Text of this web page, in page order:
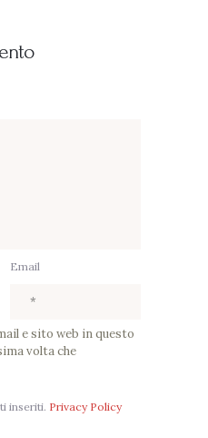
Email
e sito web in questo
volta che
inseriti. Privacy Policy